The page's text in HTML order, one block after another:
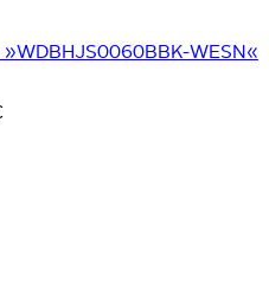
WESN«